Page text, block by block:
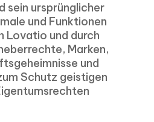
sein ursprünglicher
und Funktionen
Lovatio und durch
Marken,
und
Schutz geistigen